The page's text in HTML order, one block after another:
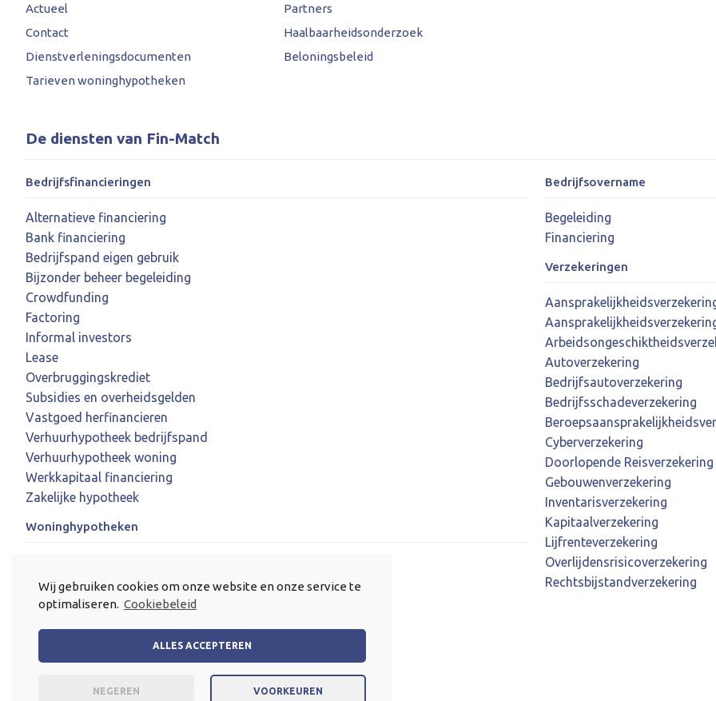
Wij gebruiken cookies om onze website en onze service te
optimaliseren. Cookiebeleid
ALLES ACCEPTEREN
NEGEREN VOORKEUREN
Actueel
Partners
Contact
Haalbaarheidsonderzoek
Dienstverleningsdocumenten
Beloningsbeleid
Tarieven woninghypotheken
De diensten van Fin-Match
Bedrijfsfinancieringen
Alternatieve financiering
Bank financiering
Bedrijfspand eigen gebruik
Bijzonder beheer begeleiding
Crowdfunding
Factoring
Informal investors
Lease
Overbruggingskrediet
Subsidies en overheidsgelden
Vastgoed herfinancieren
Verhuurhypotheek bedrijfspand
Verhuurhypotheek woning
Werkkapitaal financiering
Zakelijke hypotheek
Woninghypotheken
KoopStart-lening
Nieuwbouwhypotheek
Startershypotheek
Bedrijfsovername
Begeleiding
Financiering
Verzekeringen
Autoverzekering
Bedrijfsautoverzekering
Bedrijfsschadeverzekering
Cyberverzekering
Doorlopende Reisverzekering
Gebouwenverzekering
Inventarisverzekering
Kapitaalverzekering
Lijfrenteverzekering
Overlijdensrisicoverzekering
Rechtsbijstandverzekering